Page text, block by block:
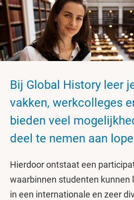
Bij Global History leer
vakken, werkcolleges
bieden veel
deel te nemen aan
Hierdoor ontstaat een
waarbinnen studenten kunnen
in een internationale en zeer